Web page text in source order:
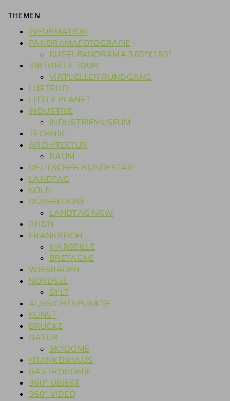
THEMEN
INFORMATION
PANORAMAFOTOGRAFIE
KUGELPANORAMA 360°X180°
VIRTUELLE TOUR
VIRTUELLER RUNDGANG
LUFTBILD
LITTLE PLANET
INDUSTRIE
INDUSTRIEMUSEUM
TECHNIK
ARCHITEKTUR
RAUM
DEUTSCHER BUNDESTAG
LANDTAG
KÖLN
DÜSSELDORF
LANDTAG NRW
RHEIN
FRANKREICH
MARSEILLE
BRETAGNE
WIESBADEN
NORDSEE
SYLT
AUSSICHTSPUNKTE
KUNST
BRÜCKE
NATUR
SKYDOME
KRANKENHAUS
GASTRONOMIE
360° OBJEKT
360° VIDEO